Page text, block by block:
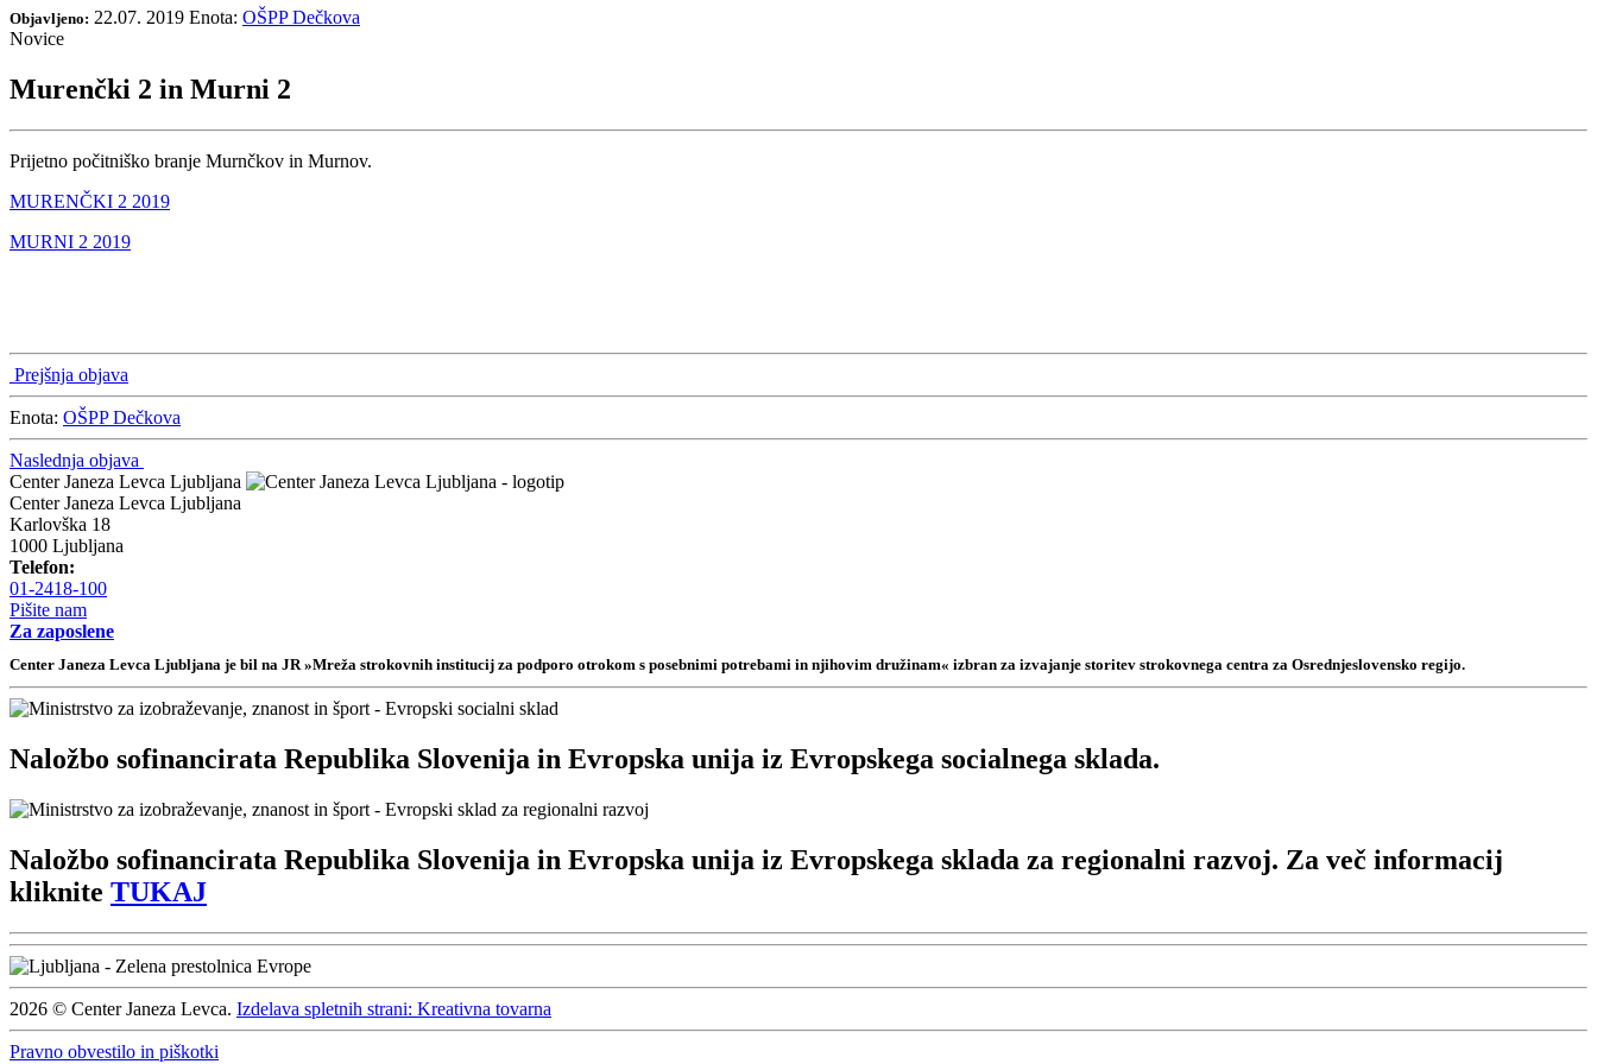
Objavljeno: 22.07. 2019 Enota: OŠPP Dečkova
Novice
Murenčki 2 in Murni 2
Prijetno počitniško branje Murnčkov in Murnov.
MURENČKI 2 2019
MURNI 2 2019
Prejšnja objava
Enota: OŠPP Dečkova
Naslednja objava
Center Janeza Levca Ljubljana
Center Janeza Levca Ljubljana
Karlovška 18
1000 Ljubljana
Telefon:
01-2418-100
Pišite nam
Za zaposlene
Center Janeza Levca Ljubljana je bil na JR »Mreža strokovnih institucij za podporo otrokom s posebnimi potrebami in njihovim družinam« izbran za izvajanje storitev strokovnega centra za Osrednjeslovensko regijo.
Naložbo sofinancirata Republika Slovenija in Evropska unija iz Evropskega socialnega sklada.
Naložbo sofinancirata Republika Slovenija in Evropska unija iz Evropskega sklada za regionalni razvoj. Za več informacij
kliknite TUKAJ
2026 © Center Janeza Levca. Izdelava spletnih strani: Kreativna tovarna
Pravno obvestilo in piškotki